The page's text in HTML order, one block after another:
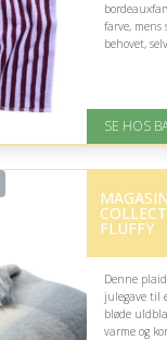
farve, mens
behovet,
Gratis
på 4.3 ud
SE HOS
FLUFFY
Denne
julegave til
bløde
varme og